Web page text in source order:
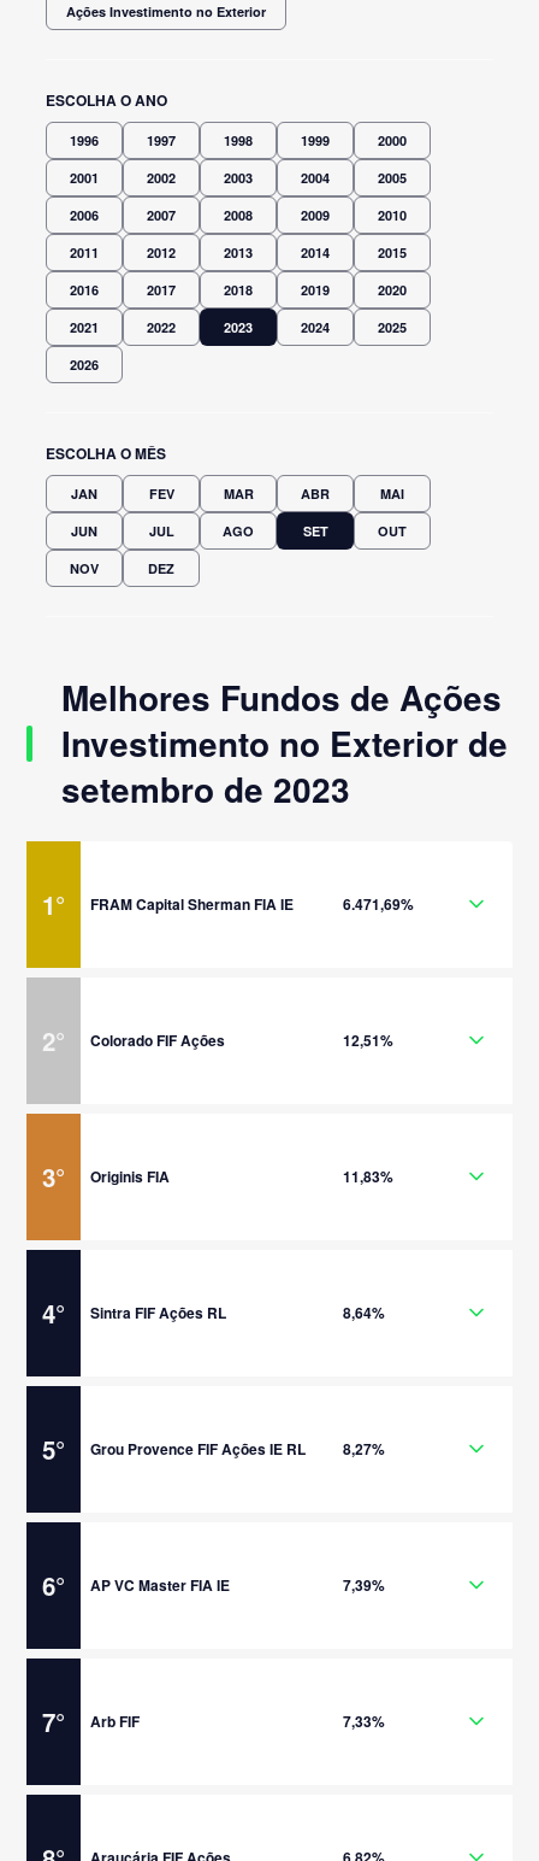
Ações Investimento no Exterior
ESCOLHA O ANO
1996 1997 1998 1999 2000
2001 2002 2003 2004 2005
2006 2007 2008 2009 2010
2011 2012 2013 2014 2015
2016 2017 2018 2019 2020
2021 2022 2023 2024 2025
2026
ESCOLHA O MÊS
JAN FEV MAR ABR MAI
JUN JUL AGO SET OUT
NOV DEZ
Melhores Fundos de Ações
Investimento no Exterior de
setembro de 2023
1° FRAM Capital Sherman FIA IE 6.471,69%
2° Colorado FIF Ações 12,51%
3° Originis FIA 11,83%
4° Sintra FIF Ações RL 8,64%
5° Grou Provence FIF Ações IE RL 8,27%
6° AP VC Master FIA IE 7,39%
7° Arb FIF 7,33%